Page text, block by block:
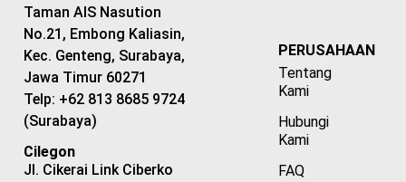
Taman AIS Nasution
No.21, Embong Kaliasin,
Kec. Genteng, Surabaya,
Jawa Timur 60271
Telp: +62 813 8685 9724
(Surabaya)
Cilegon
Jl. Cikerai Link Ciberko
PERUSAHAAN
Tentang
Kami
Hubungi
Kami
FAQ